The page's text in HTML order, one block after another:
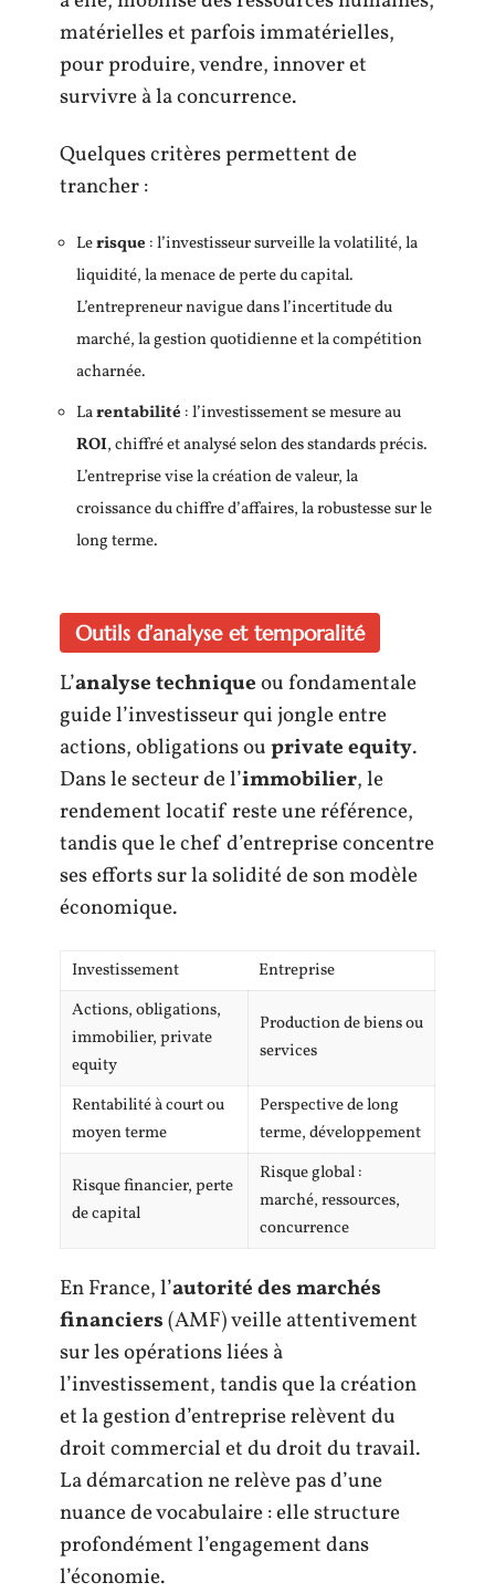
matérielles et parfois immatérielles,
pour produire, vendre, innover et
survivre à la concurrence.
Quelques critères permettent de
trancher :
Lerisque : l’investisseur surveille la volatilité, la
liquidité, la menace de perte du capital.
L’entrepreneur navigue dans l’incertitude du
marché, la gestion quotidienne et la compétition
acharnée.
Larentabilité : l’investissement se mesure au
ROI, chiffré et analysé selon des standards précis.
L’entreprise vise la création de valeur, la
croissance du chiffre d’affaires, la robustesse sur le
long terme.
Outils d’analyse et temporalité
L’analyse techniqueou fondamentale
guide l’investisseur qui jongle entre
actions, obligations ouprivate equity.
Dans le secteur de l’immobilier, le
rendement locatif reste une référence,
tandis que le chef d’entreprise concentre
ses efforts sur la solidité de son modèle
économique.
Investissement
Entreprise
Actions, obligations,
immobilier, private
equity
Production de biens ou
services
Rentabilité à court ou
moyen terme
Perspective de long
terme, développement
Risque financier, perte
de capital
Risque global :
marché, ressources,
concurrence
En France, l’autorité des marchés
financiers(AMF) veille attentivement
sur les opérations liées à
l’investissement, tandis que la création
et la gestion d’entreprise relèvent du
droit commercial et du droit du travail.
La démarcation ne relève pas d’une
nuance de vocabulaire : elle structure
profondément l’engagement dans
l’économie.